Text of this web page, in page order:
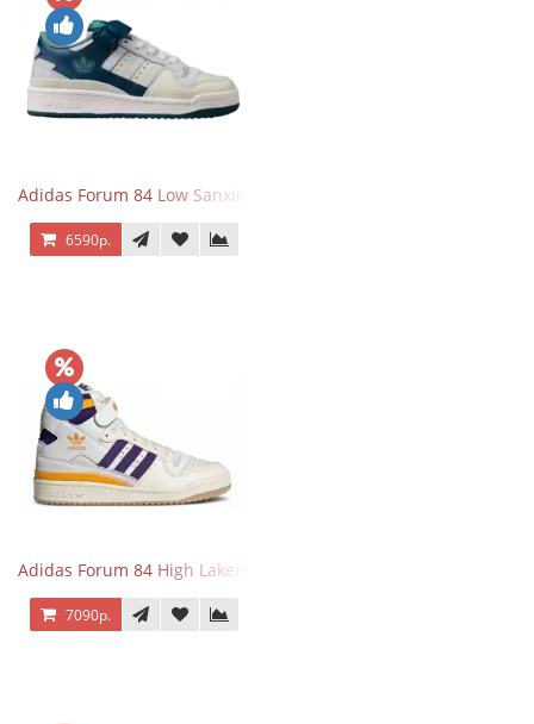
Adidas Forum 84 Low Sanxingdui
6590р.
Adidas Forum 84 High Lakers
7090р.